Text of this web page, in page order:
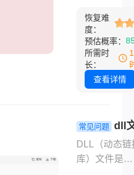
题。
怎么用吗？
心组件，广
游戏、视频
设计软件。当
DirectX组件
损坏时，可
DirectX修复
一款专为解
问题设计的
序，能够快
恢复难
度：
预估概率：
所需时
长：
查看详情
常见问题 dll
失怎么修复
修复方案全
DLL（动态链
库）文件是